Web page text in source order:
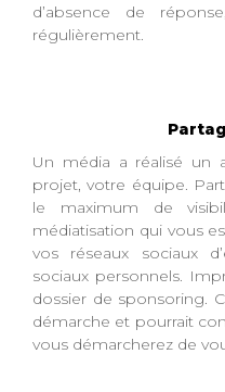
d’absence de
régulièrement.
Un média a réalisé un
projet, votre équipe.
le maximum de
médiatisation qui vous
vos réseaux sociaux
sociaux personnels.
dossier de sponsoring.
démarche et pourrait
vous démarcherez de